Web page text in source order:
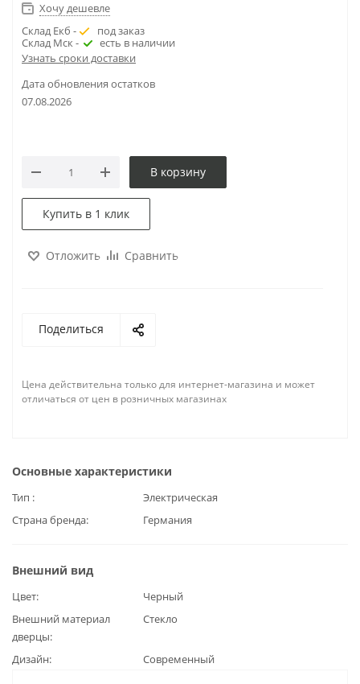
Хочу дешевле
Склад Екб -
под заказ
Склад Мск -
есть в наличии
Узнать сроки доставки
Дата обновления остатков
07.08.2026
В корзину
Купить в 1 клик
Отложить Сравнить
Поделиться
Цена действительна только для интернет-магазина и может
отличаться от цен в розничных магазинах
Основные характеристики
Тип
Электрическая
Страна бренда
Германия
Внешний вид
Цвет
Черный
Внешний материал
дверцы
Стекло
Дизайн Современный